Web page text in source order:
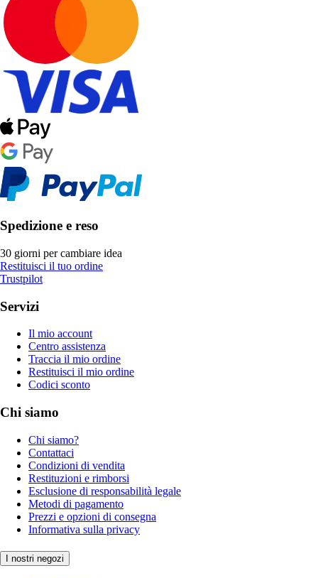
Spedizione e reso
30 giorni per cambiare idea
Restituisci il tuo ordine
Trustpilot
Servizi
Il mio account
Centro assistenza
Traccia il mio ordine
Restituisci il mio ordine
Codici sconto
Chi siamo
Chi siamo?
Contattaci
Condizioni di vendita
Restituzioni e rimborsi
Esclusione di responsabilità legale
Metodi di pagamento
Prezzi e opzioni di consegna
Informativa sulla privacy
I nostri negozi